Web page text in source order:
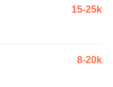
15-25k
8-20k